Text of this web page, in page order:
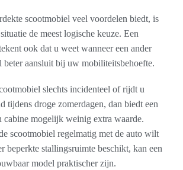
scootmobiel veel voordelen biedt, is
de meest logische keuze. Een
ook dat u weet wanneer een ander
beter aansluit bij uw mobiliteitsbehoefte.
slechts incidenteel of rijdt u
tijdens droge zomerdagen, dan biedt een
cabine mogelijk weinig extra waarde.
scootmobiel regelmatig met de auto wilt
beperkte stallingsruimte beschikt, kan een
model praktischer zijn.